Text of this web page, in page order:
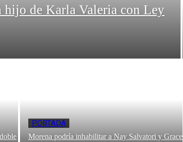
hijo de Karla Valeria con Ley
PORTADA
Morena podría inhabilitar a Nay Salvatori y Grace